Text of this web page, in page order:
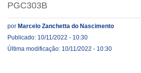
PGC303B
por Marcelo Zanchetta do Nascimento
Publicado: 10/11/2022 - 10:30
Última modificação: 10/11/2022 - 10:30